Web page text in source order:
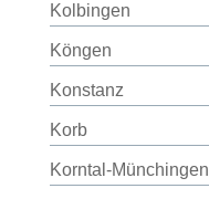
Kolbingen
Köngen
Konstanz
Korb
Korntal-Münchingen